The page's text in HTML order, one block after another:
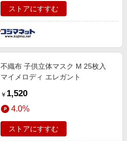
ストアにすすむ
不織布 子供立体マスク M 25枚入
マイメロディ エレガント
￥ 1,520
4.0%
ストアにすすむ